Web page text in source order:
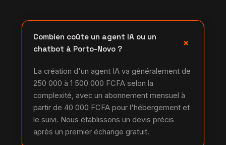
Combien coûte un agent IA ou un
chatbot à Porto-Novo ?
+
La création d'un agent IA va généralement de
250 000 à 1 500 000 FCFA selon la
complexité, avec un abonnement mensuel à
partir de 40 000 FCFA pour l'hébergement et
le suivi. Nous établissons un devis précis
après un premier échange gratuit.